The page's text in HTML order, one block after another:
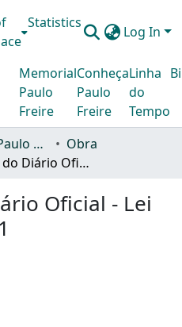
Statistics
Log In
Memorial
Paulo
Freire
Conheça
Paulo
Freire
Linha
do
Tempo
Acervo Educador Paulo Freire
Obra
Publicação do Diário Oficial - Lei 10980, de 27-5-91
Oficial - Lei